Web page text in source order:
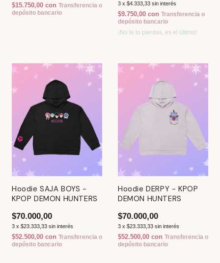
$15.750,00 con Transferencia o
depósito bancario
3 x $4.333,33 sin interés
$9.750,00 con Transferencia o
depósito bancario
¡No te lo pierdas, es el último!
Hoodie SAJA BOYS -
KPOP DEMON HUNTERS
$70.000,00
3 x $23.333,33 sin interés
$52.500,00 con Transferencia o
depósito bancario
Hoodie DERPY - KPOP
DEMON HUNTERS
$70.000,00
3 x $23.333,33 sin interés
$52.500,00 con Transferencia o
depósito bancario